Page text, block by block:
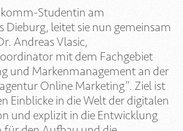
Studentin am
Dieburg, leitet sie nun gemeinsam
Andreas Vlasic,
mit dem Fachgebiet
und Markenmanagement an der
Online Marketing”. Ziel ist
Einblicke in die Welt der digitalen
und explizit in die Entwicklung